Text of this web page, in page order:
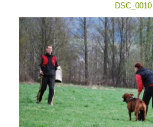
DSC_0010